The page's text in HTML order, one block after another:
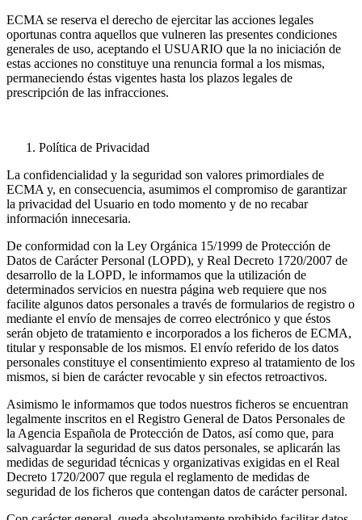
ECMA se reserva el derecho de ejercitar las acciones legales
oportunas contra aquellos que vulneren las presentes condiciones
generales de uso, aceptando el USUARIO que la no iniciación de
estas acciones no constituye una renuncia formal a los mismas,
permaneciendo éstas vigentes hasta los plazos legales de
prescripción de las infracciones.
Política de Privacidad
La confidencialidad y la seguridad son valores primordiales de
ECMA y, en consecuencia, asumimos el compromiso de garantizar
la privacidad del Usuario en todo momento y de no recabar
información innecesaria.
De conformidad con la Ley Orgánica 15/1999 de Protección de
Datos de Carácter Personal (LOPD), y Real Decreto 1720/2007 de
desarrollo de la LOPD, le informamos que la utilización de
determinados servicios en nuestra página web requiere que nos
facilite algunos datos personales a través de formularios de registro o
mediante el envío de mensajes de correo electrónico y que éstos
serán objeto de tratamiento e incorporados a los ficheros de ECMA,
titular y responsable de los mismos. El envío referido de los datos
personales constituye el consentimiento expreso al tratamiento de los
mismos, si bien de carácter revocable y sin efectos retroactivos.
Asimismo le informamos que todos nuestros ficheros se encuentran
legalmente inscritos en el Registro General de Datos Personales de
la Agencia Española de Protección de Datos, así como que, para
salvaguardar la seguridad de sus datos personales, se aplicarán las
medidas de seguridad técnicas y organizativas exigidas en el Real
Decreto 1720/2007 que regula el reglamento de medidas de
seguridad de los ficheros que contengan datos de carácter personal.